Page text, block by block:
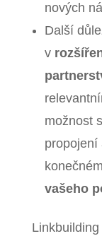
nových
Další
v
možnost
propojení
vašeho